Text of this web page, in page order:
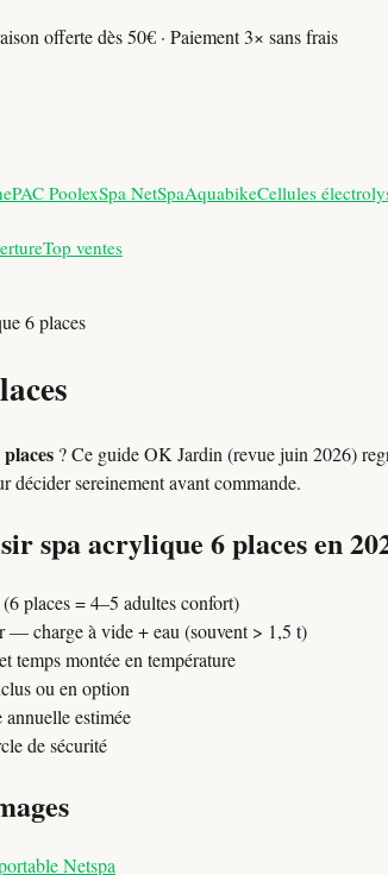
offerte dès 50€ · Paiement 3× sans frais
PAC PoolexSpa NetSpaAquabikeCellules
Top ventes
6 places
? Ce guide OK Jardin (revue juin 2026)
sereinement avant commande.
spa acrylique 6 places en
places = 4–5 adultes confort)
— charge à vide + eau (souvent > 1,5 t)
temps montée en température
ou en option
estimée
de sécurité